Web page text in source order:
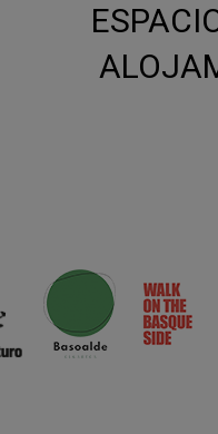
Azala (Lasierra),